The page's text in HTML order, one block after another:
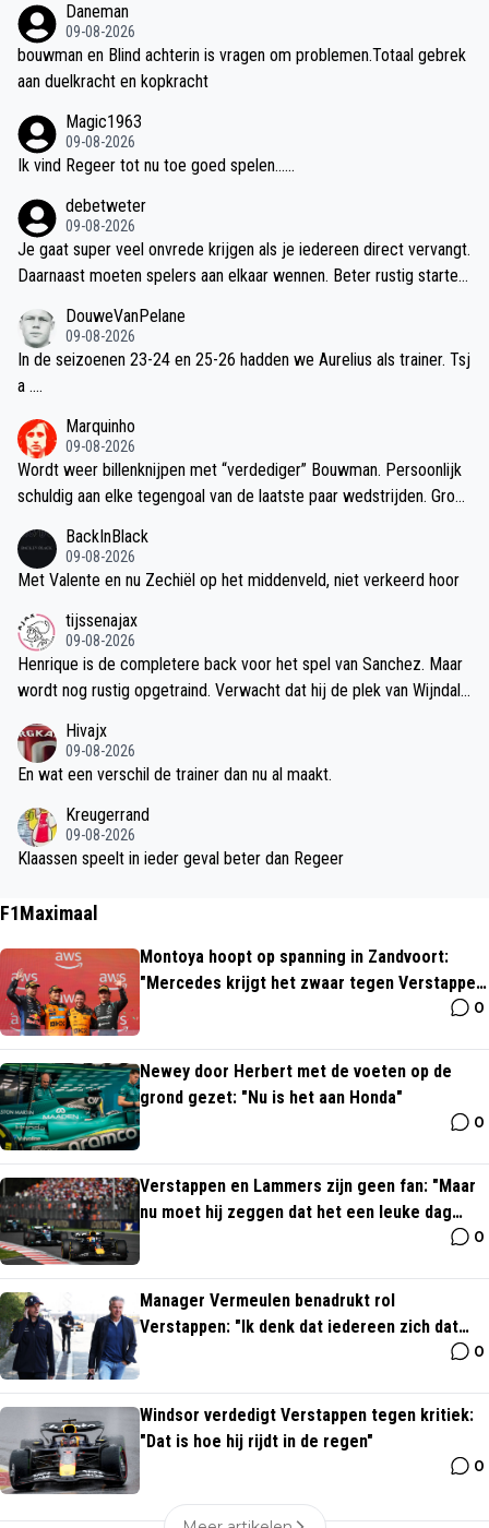
Daneman
09-08-2026
bouwman en Blind achterin is vragen om problemen.Totaal gebrek
aan duelkracht en kopkracht
Magic1963
09-08-2026
Ik vind Regeer tot nu toe goed spelen......
debetweter
09-08-2026
Je gaat super veel onvrede krijgen als je iedereen direct vervangt.
Daarnaast moeten spelers aan elkaar wennen. Beter rustig starten.
of Brandt dsnk ik
DouweVanPelane
09-08-2026
In de seizoenen 23-24 en 25-26 hadden we Aurelius als trainer. Tsj
a ....
Marquinho
09-08-2026
Wordt weer billenknijpen met “verdediger” Bouwman. Persoonlijk
schuldig aan elke tegengoal van de laatste paar wedstrijden. Groot
BackInBlack
09-08-2026
Met Valente en nu Zechiël op het middenveld, niet verkeerd hoor
tijssenajax
09-08-2026
Henrique is de completere back voor het spel van Sanchez. Maar
wordt nog rustig opgetraind. Verwacht dat hij de plek van Wijndal
Hivajx
09-08-2026
En wat een verschil de trainer dan nu al maakt.
Kreugerrand
09-08-2026
Klaassen speelt in ieder geval beter dan Regeer
F1Maximaal
Montoya hoopt op spanning in Zandvoort:
"Mercedes krijgt het zwaar tegen Verstappen
0
Newey door Herbert met de voeten op de
grond gezet: "Nu is het aan Honda"
0
Verstappen en Lammers zijn geen fan: "Maar
nu moet hij zeggen dat het een leuke dag
0
Manager Vermeulen benadrukt rol
Verstappen: "Ik denk dat iedereen zich dat
0
Windsor verdedigt Verstappen tegen kritiek:
"Dat is hoe hij rijdt in de regen"
0